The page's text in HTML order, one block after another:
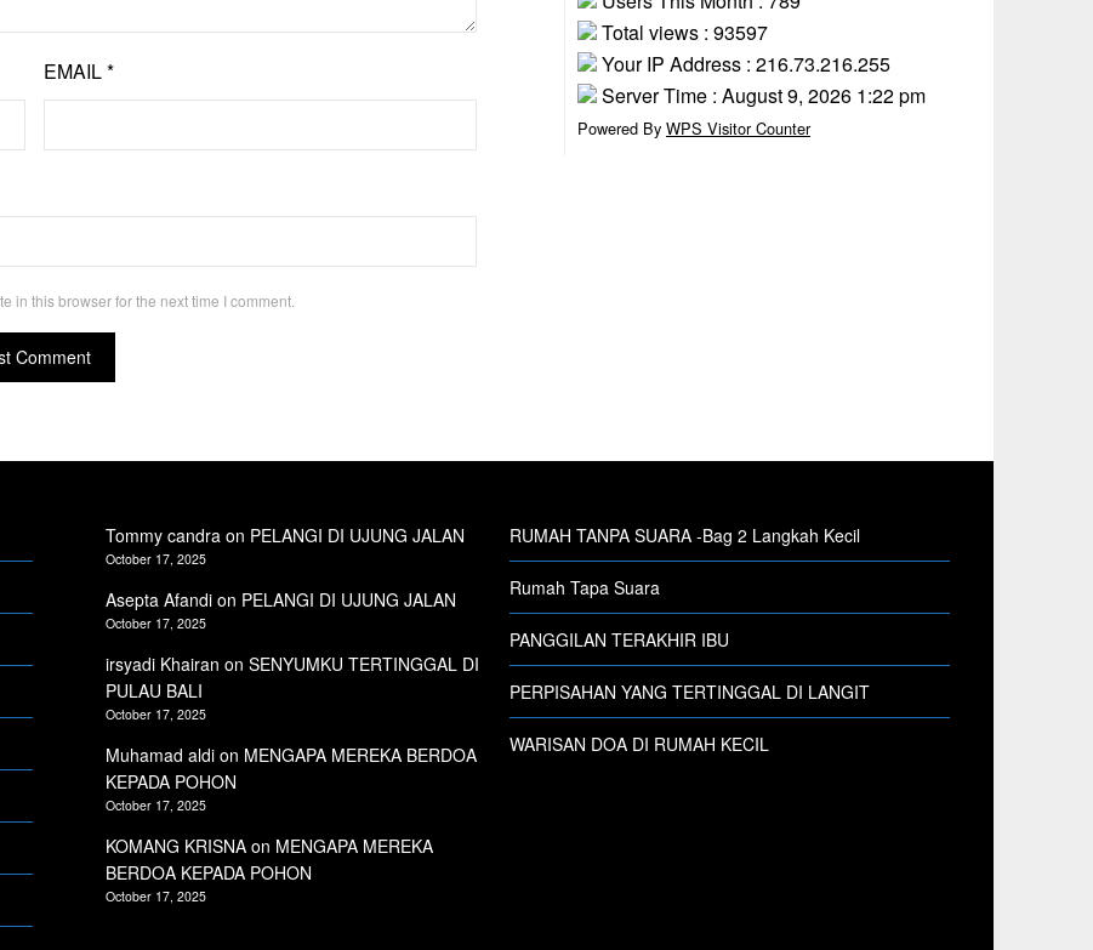
EMAIL*
in this browser for the next time I comment.
Total views : 93597
Your IP Address : 216.73.216.255
Server Time : August 9, 2026 1:22 pm
Powered By WPS Visitor Counter
Tommy candra on PELANGI DI UJUNG JALAN
October 17, 2025
Asepta Afandion PELANGI DI UJUNG JALAN
October 17, 2025
irsyadi Khairan on SENYUMKU TERTINGGAL DI
PULAU BALI
October 17, 2025
Muhamad aldion MENGAPA MEREKA BERDOA
KEPADA POHON
October 17, 2025
KOMANG KRISNAon MENGAPA MEREKA
BERDOA KEPADA POHON
October 17, 2025
RUMAH TANPA SUARA -Bag 2 Langkah Kecil
Rumah Tapa Suara
PANGGILAN TERAKHIR IBU
PERPISAHAN YANG TERTINGGAL DI LANGIT
WARISAN DOA DI RUMAH KECIL